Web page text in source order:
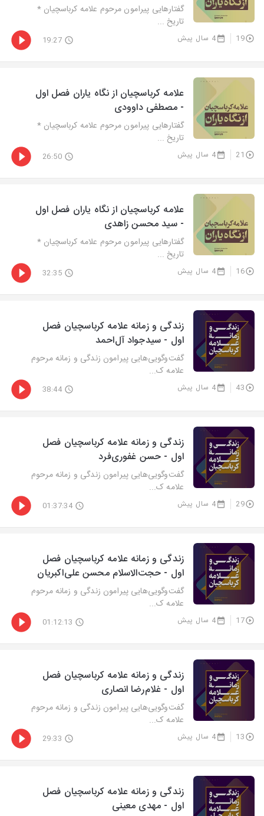
گفتارهایی پیرامون مرحوم علامه کرباسچیان *
تاریخ ...
19 4 سال پیش 19:27
علامه کرباسچیان از نگاه یاران فصل اول
- مصطفی داوودی
گفتارهایی پیرامون مرحوم علامه کرباسچیان *
تاریخ ...
21 4 سال پیش 26:50
علامه کرباسچیان از نگاه یاران فصل اول
- سید محسن زاهدی
گفتارهایی پیرامون مرحوم علامه کرباسچیان *
تاریخ ...
16 4 سال پیش 32:35
زندگی و زمانه علامه کرباسچیان فصل
اول - سیدجواد آل‌احمد
گفت‌وگویی‌هایی پیرامون زندگی و زمانه مرحوم
علامه ک...
43 4 سال پیش 38:44
زندگی و زمانه علامه کرباسچیان فصل
اول - حسن غفوری‌فرد
گفت‌وگویی‌هایی پیرامون زندگی و زمانه مرحوم
علامه ک...
29 4 سال پیش 01:37:34
زندگی و زمانه علامه کرباسچیان فصل
اول - حجت‌الاسلام محسن علی‌اکبریان
گفت‌وگویی‌هایی پیرامون زندگی و زمانه مرحوم
علامه ک...
17 4 سال پیش 01:12:13
زندگی و زمانه علامه کرباسچیان فصل
اول - غلام‌رضا انصاری
گفت‌وگویی‌هایی پیرامون زندگی و زمانه مرحوم
علامه ک...
13 4 سال پیش 29:33
زندگی و زمانه علامه کرباسچیان فصل
اول - مهدی معینی